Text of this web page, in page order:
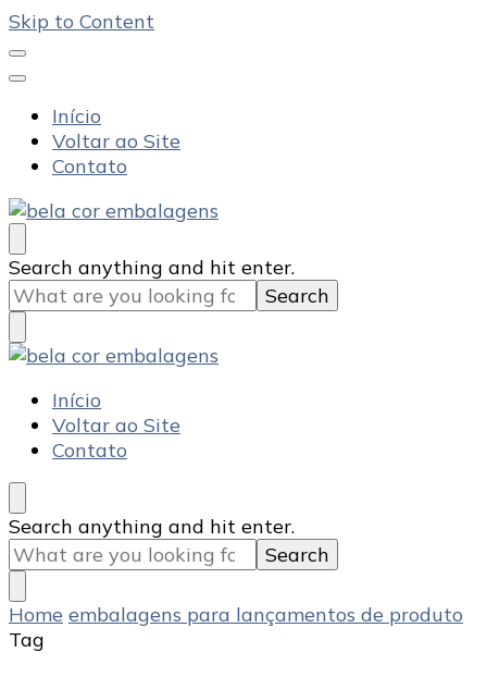
Skip to Content
Início
Voltar ao Site
Contato
Bela Cor Embalagens
Blog
Looking
for
Something?
Search anything and hit enter.
Bela Cor Embalagens
Blog
Início
Voltar ao Site
Contato
Looking
for
Something?
Search anything and hit enter.
Home embalagens para lançamentos de produto
Tag